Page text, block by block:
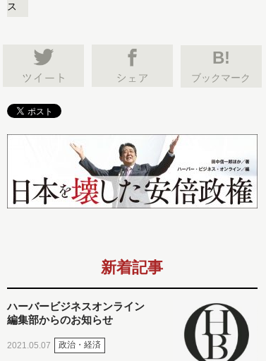
ス
B!
ブックマーク
新着記事
ハーバービジネスオンライン
編集部からのお知らせ
2021.05.07 政治・経済